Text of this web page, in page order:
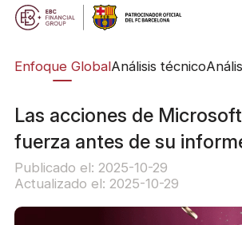
Enfoque GlobalAnálisis técnico
Las acciones de
fuerza antes de su
Publicado el: 2025-10-29
Actualizado el: 2025-10-29